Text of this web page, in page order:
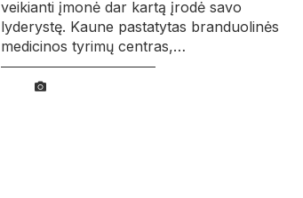
veikianti įmonė dar kartą įrodė savo
lyderystę. Kaune pastatytas branduolinės
medicinos tyrimų centras,…